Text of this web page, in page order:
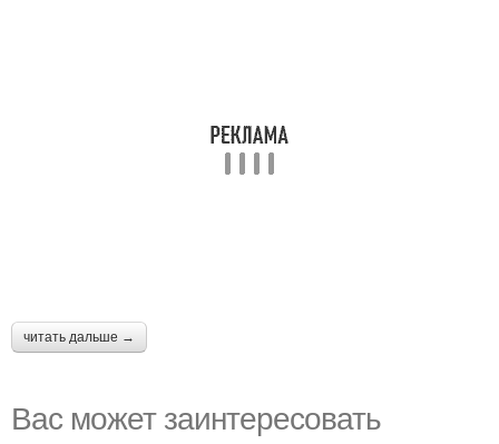
читать дальше →
Вас может заинтересовать